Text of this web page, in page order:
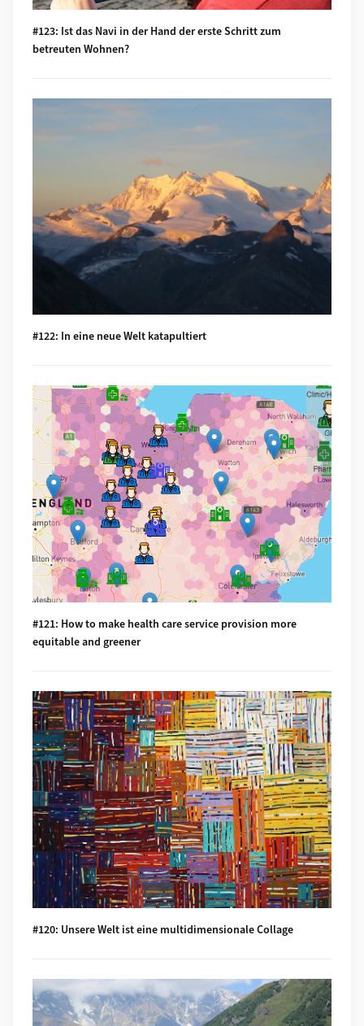
#123: Ist das Navi in der Hand der erste Schritt zum
betreuten Wohnen?
#122: In eine neue Welt katapultiert
#121: How to make health care service provision more
equitable and greener
#120: Unsere Welt ist eine multidimensionale Collage